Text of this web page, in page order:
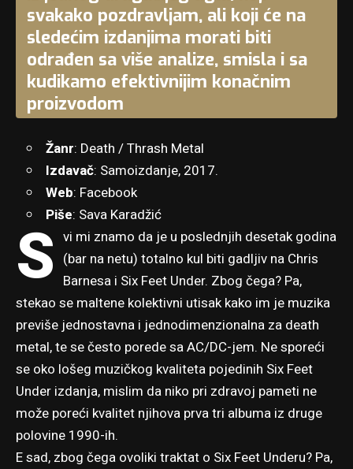
svakako pozdravljam, ali koji će na
sledećim izdanjima morati biti
odrađen sa više analize, smisla i sa
kudikamo efektivnijim konačnim
proizvodom
Žanr: Death / Thrash Metal
Izdavač: Samoizdanje, 2017.
Web: Facebook
Piše: Sava Karadžić
S vi mi znamo da je u poslednjih desetak godina
(bar na netu) totalno kul biti gadljiv na Chris
Barnesa i Six Feet Under. Zbog čega? Pa,
stekao se maltene kolektivni utisak kako im je muzika
previše jednostavna i jednodimenzionalna za death
metal, te se često porede sa AC/DC-jem. Ne sporeći
se oko lošeg muzičkog kvaliteta pojedinih Six Feet
Under izdanja, mislim da niko pri zdravoj pameti ne
može poreći kvalitet njihova prva tri albuma iz druge
polovine 1990-ih.
E sad, zbog čega ovoliki traktat o Six Feet Underu? Pa,